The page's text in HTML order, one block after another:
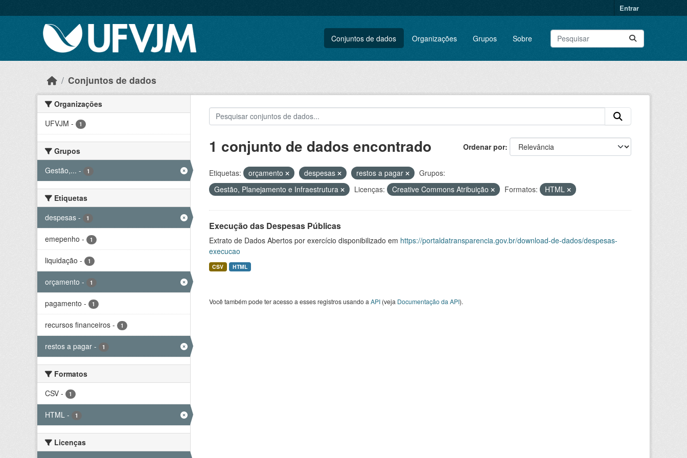
Entrar
Conjuntos de dados Organizações Grupos Sobre
Conjuntos de dados
Organizações
UFVJM - 1
Grupos
Gestão,... - 1
Etiquetas
despesas - 1
emepenho - 1
liquidação - 1
orçamento - 1
pagamento - 1
recursos financeiros - 1
restos a pagar - 1
Formatos
CSV - 1
HTML - 1
Licenças
Ordenar por
1 conjunto de dados encontrado
Etiquetas: orçamento despesas restos a pagar
Grupos:
Gestão, Planejamento e Infraestrutura
Licenças: Creative Commons Atribuição Formatos: HTML
Execução das Despesas Públicas
Extrato de Dados Abertos por exercício disponibilizado em https://portaldatransparencia.gov.br/download-de-dados/despesas-
execucao
CSV HTML
Você também pode ter acesso a esses registros usando a API(veja Documentação da API).